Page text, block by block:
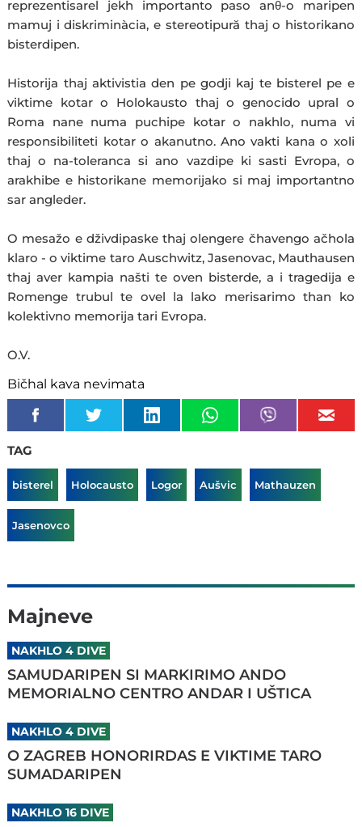
reprezentisarel jekh importanto paso anθ-o maripen
mamuj i diskriminàcia, e stereotipură thaj o historikano
bisterdipen.
Historija thaj aktivistia den pe godji kaj te bisterel pe e
viktime kotar o Holokausto thaj o genocido upral o
Roma nane numa puchipe kotar o nakhlo, numa vi
responsibiliteti kotar o akanutno. Ano vakti kana o xoli
thaj o na-toleranca si ano vazdipe ki sasti Evropa, o
arakhibe e historikane memorijako si maj importantno
sar angleder.
O mesažo e dživdipaske thaj olengere čhavengo ačhola
klaro - o viktime taro Auschwitz, Jasenovac, Mauthausen
thaj aver kampia našti te oven bisterde, a i tragedija e
Romenge trubul te ovel la lako merisarimo than ko
kolektivno memorija tari Evropa.
O.V.
Bičhal kava nevimata
TAG
bisterel Holocausto Logor Aušvic Mathauzen
Jasenovco
Majneve
NAKHLO 4 DIVE
SAMUDARIPEN SI MARKIRIMO ANDO
MEMORIALNO CENTRO ANDAR I UŠTICA
NAKHLO 4 DIVE
O ZAGREB HONORIRDAS E VIKTIME TARO
SUMADARIPEN
NAKHLO 16 DIVE